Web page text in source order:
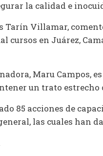
la calidad e
Tarín Villamar,
cursos en Juárez,
Maru Campos,
un trato estrecho
85 acciones de
las cuales han